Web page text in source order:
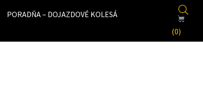
PORADŇA – DOJAZDOVÉ KOLESÁ
(0)